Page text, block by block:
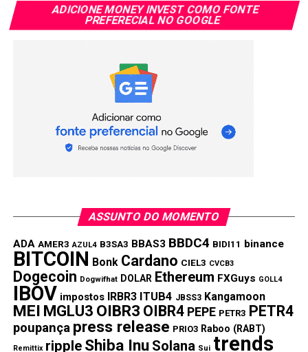
O LRC da Loopring aumentou mais de 270% nos últimos
30 dias. Atualmente, é negociado por cerca de $ 2,8, e seu
maior recorde foi atingido em 10 de novembro em $ 3,83.
LRC é um token ERC20 e sustenta o protocolo Loopring,
3. CryptoCom Coin (CRO)
ADICIONE MONEY INVEST COMO FONTE
PREFERECIAL NO GOOGLE
ASSUNTO DO MOMENTO
ADA AMER3 AZUL4 B3SA3 BBAS3 BBDC4 BIDI11 binance
BITCOIN Bonk Cardano CIEL3 CVCB3
Dogecoin Dogwifhat DOLAR Ethereum FXGuys GOLL4
IBOV impostos IRBR3 ITUB4 JBSS3 Kangamoon
MEI MGLU3 OIBR3 OIBR4 PEPE PETR3 PETR4
poupança press release PRIO3 Raboo (RABT)
Remittix ripple Shiba Inu Solana Sui trends